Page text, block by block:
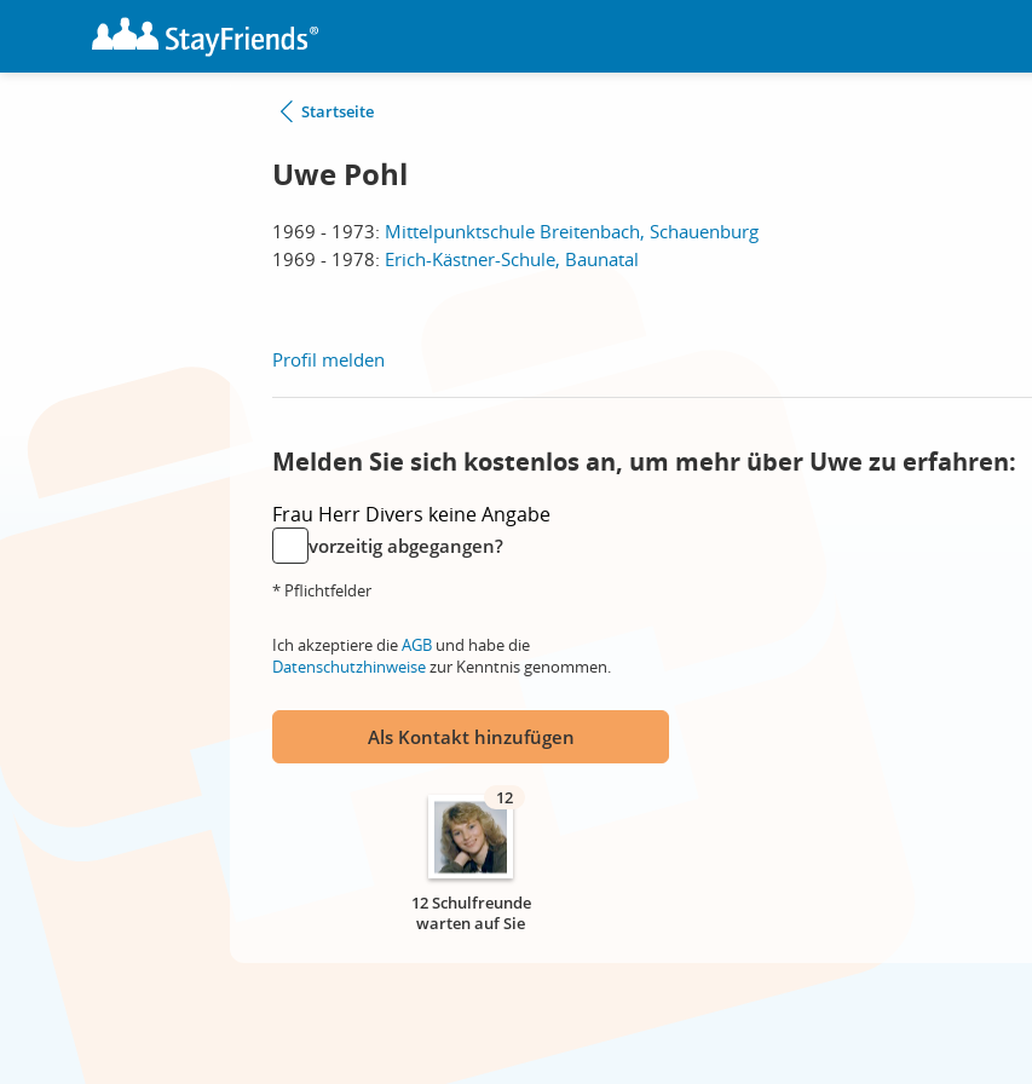
Startseite
Uwe Pohl
1969 - 1973: Mittelpunktschule Breitenbach, Schauenburg
1969 - 1978: Erich-Kästner-Schule, Baunatal
Profil melden
Melden Sie sich kostenlos an, um mehr über Uwe zu erfahren:
Frau Herr Divers keine Angabe
vorzeitig abgegangen?
* Pflichtfelder
Ich akzeptiere dieAGB und habe die
Datenschutzhinweisezur Kenntnis genommen.
Als Kontakt hinzufügen
12
12 Schulfreunde
warten auf Sie